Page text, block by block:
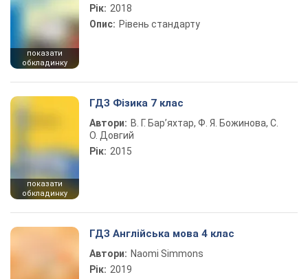
показати
обкладинку
Рік: 2018
Опис: Рівень стандарту
показати
обкладинку
ГДЗ Фізика 7 клас
Автори: В. Г. Бар’яхтар, Ф. Я. Божинова, С.
О. Довгий
Рік: 2015
ГДЗ Англійська мова 4 клас
Автори: Naomi Simmons
Рік: 2019